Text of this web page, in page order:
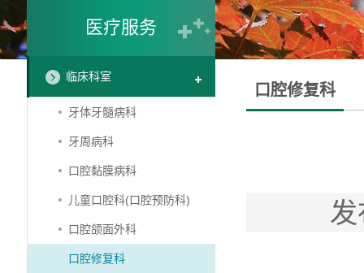
医疗服务
临床科室
牙体牙髓病科
牙周病科
口腔黏膜病科
儿童口腔科(口腔预防科)
口腔颌面外科
口腔修复科
口腔修复科